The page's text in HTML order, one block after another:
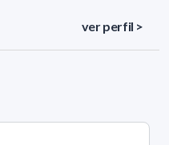
ver perfil >